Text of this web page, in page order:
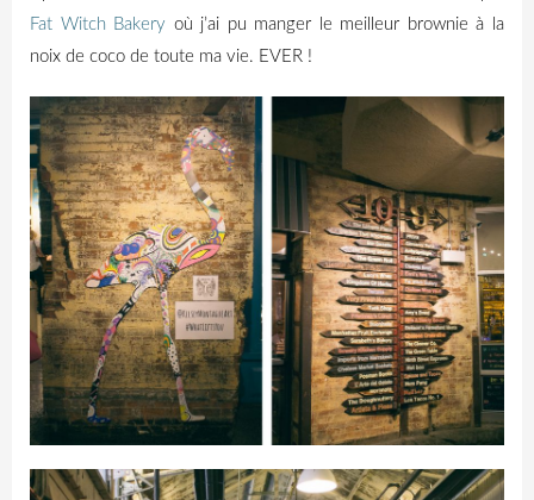
Fat Witch Bakery où j’ai pu manger le meilleur brownie à la
noix de coco de toute ma vie. EVER !